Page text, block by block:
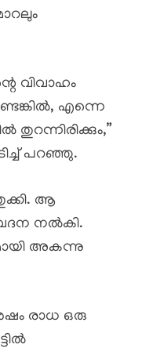
വിവാഹം
എന്നെ
തുറന്നിരിക്കും,”
പറഞ്ഞു.
ആ
നൽകി.
അകന്നു
രാധ ഒരു